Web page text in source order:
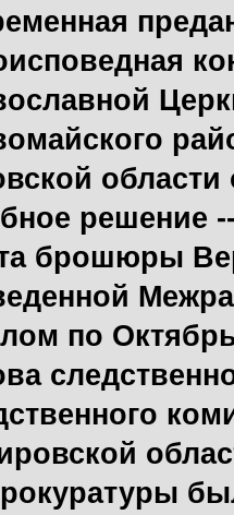
области
решение
брошюры
по